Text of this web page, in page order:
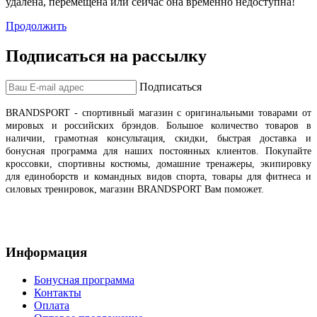
Продолжить
Подписаться на рассылку
Подписаться
BRANDSPORT - спортивный магазин с оригинальными товарами от
мировых и российских брэндов .Большое количество товаров в
наличии, грамотная консультация, скидки, быстрая доставка и
бонусная программа для наших постоянных клиентов. Покупайте
кроссовки, спортивны костюмы, домашние тренажеры, экипировку
для единоборств и командных видов спорта, товары для фитнеса и
силовых тренировок, магазин BRANDSPORT Вам поможет.
Информация
Бонусная программа
Контакты
Оплата